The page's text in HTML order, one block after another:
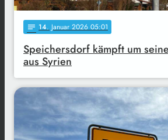
notes 14. Januar 2026 05:01
Speichersdorf kämpft um
aus Syrien